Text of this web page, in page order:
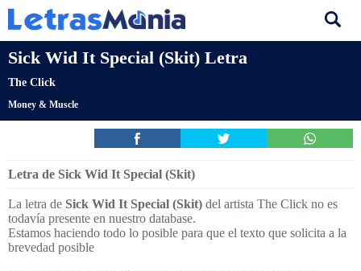
Sick Wid It Special (Skit) Letra
The Click
Money & Muscle
Letra de Sick Wid It Special (Skit)
La letra de Sick Wid It Special (Skit) del artista The Click no es
todavía presente en nuestro database.
Estamos haciendo todo lo posible para que el texto que solicita a la
brevedad posible